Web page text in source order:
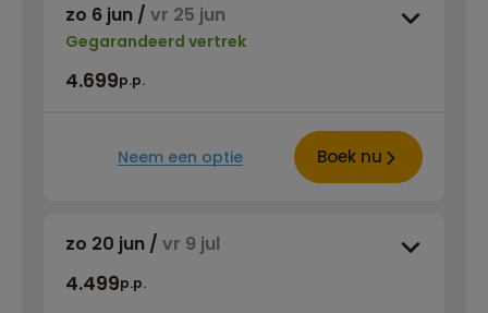
zo 6 jun / vr 25 jun
Gegarandeerd vertrek
4.699p.p.
Neem een optie Boek nu
zo 20 jun / vr 9 jul
4.499p.p.